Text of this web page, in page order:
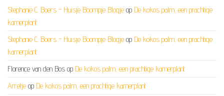
Stephanie C. Boers - Huisje Boompje Blogje op De kokos palm, een prachtige
kamerplant
Stephanie C. Boers - Huisje Boompje Blogje op De kokos palm, een prachtige
kamerplant
Florence van den Bos op De kokos palm, een prachtige kamerplant
Arretje op De kokos palm, een prachtige kamerplant